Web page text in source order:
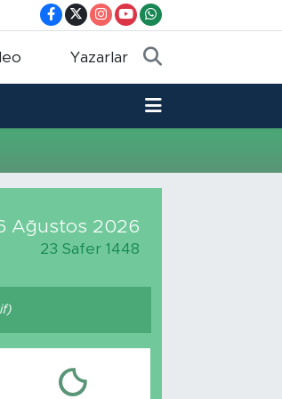
Yazarlar
Ağustos 2026
23 Safer 1448